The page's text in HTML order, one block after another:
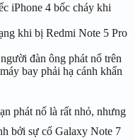
iPhone 4 bốc cháy khi
khi bị Redmi Note 5 Pro
đàn ông phát nổ trên
bay phải hạ cánh khẩn
phát nổ là rất nhỏ, nhưng
bởi sự cố Galaxy Note 7